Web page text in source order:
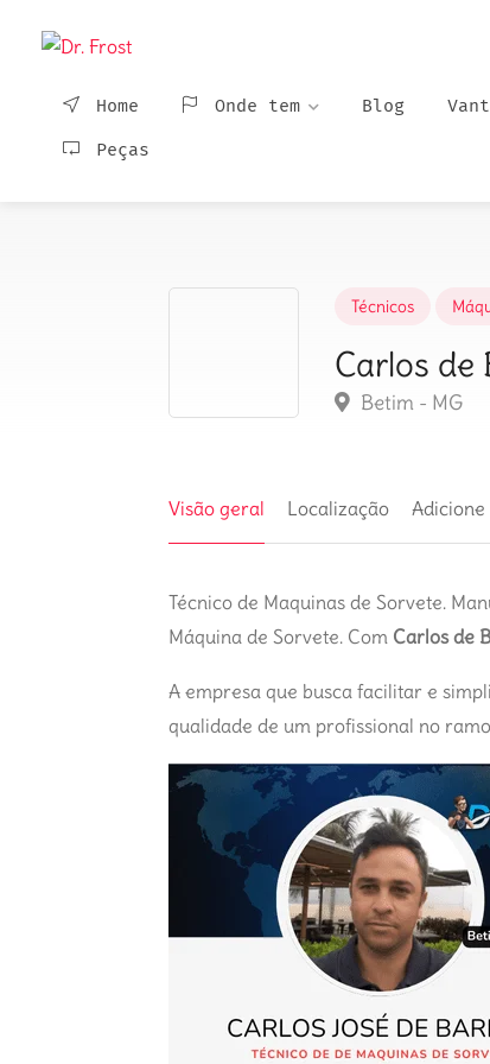
Home Onde tem Blog
Peças
Técnicos
Carlos de
Betim - MG
Visão geral Localização
Técnico de Maquinas de Sorvete.
Máquina de Sorvete. Com Carlos de
A empresa que busca facilitar e
qualidade de um profissional no